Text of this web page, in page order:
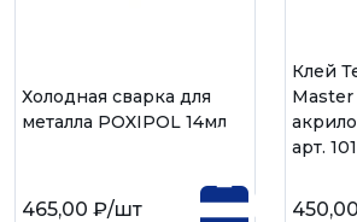
Холодная сварка для
металла POXIPOL 14мл
465,00 ₽/шт
Клей
арт.